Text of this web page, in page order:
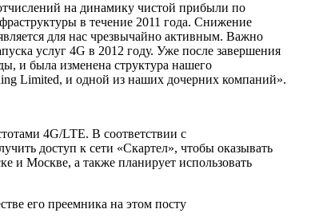
на динамику чистой прибыли по
в течение 2011 года. Снижение
для нас чрезвычайно активным. Важно
услуг 4G в 2012 году. Уже после завершения
и была изменена структура нашего
Limited, и одной из наших дочерних компаний».
4G/LTE. В соответствии с
доступ к сети «Скартел», чтобы оказывать
и Москве, а также планирует использовать
его преемника на этом посту